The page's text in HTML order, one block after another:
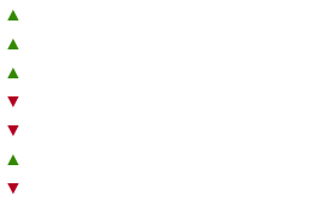
▲
▲
▲
▼
▼
▲
▼